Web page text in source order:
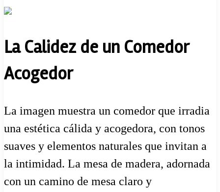
La Calidez de un Comedor
Acogedor
La imagen muestra un comedor que irradia
una estética cálida y acogedora, con tonos
suaves y elementos naturales que invitan a
la intimidad. La mesa de madera, adornada
con un camino de mesa claro y